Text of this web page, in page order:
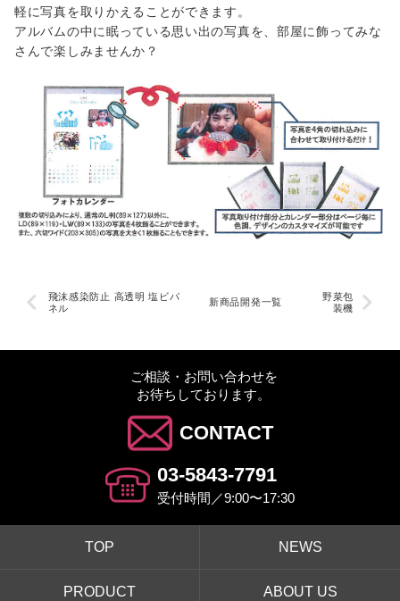
軽に写真を取りかえることができます。
アルバムの中に眠っている思い出の写真を、部屋に飾ってみな
さんで楽しみませんか？
飛沫感染防止 高透明 塩ビパ
ネル
新商品開発一覧
野菜包
装機
ご相談・お問い合わせを
お待ちしております。
CONTACT
03-5843-7791
受付時間／9:00〜17:30
TOP NEWS
PRODUCT ABOUT US